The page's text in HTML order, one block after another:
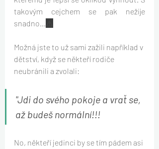
takovým cejchem se pak nežije
snadno...
Možná jste to už sami zažili například v
dětství, když se někteří rodiče
neubránili a zvolali:
"Jdi do svého pokoje a vrať se,
až budeš normální!!!
No, někteří jedinci by se tím pádem asi